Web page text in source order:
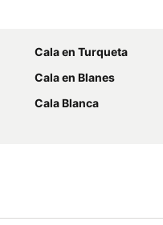
Cala en Turqueta
Cala en Blanes
Cala Blanca